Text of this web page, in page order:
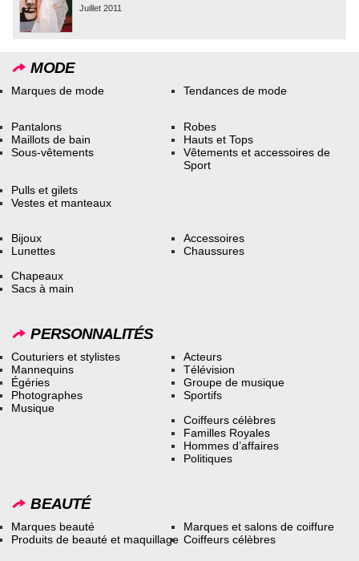
Juillet 2011
MODE
Marques de mode Tendances de mode
Pantalons
Maillots de bain
Sous-vêtements
Robes
Hauts et Tops
Vêtements et accessoires de
Sport
Pulls et gilets
Vestes et manteaux
Bijoux
Lunettes
Accessoires
Chaussures
Chapeaux
Sacs à main
PERSONNALITÉS
Couturiers et stylistes
Mannequins
Égéries
Photographes
Musique
Acteurs
Télévision
Groupe de musique
Sportifs
Coiffeurs célèbres
Familles Royales
Hommes d’affaires
Politiques
BEAUTÉ
Marques beauté
Produits de beauté et maquillage
Marques et salons de coiffure
Coiffeurs célèbres